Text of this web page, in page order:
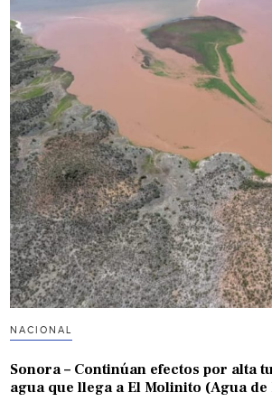
NACIONAL
Sonora – Continúan efectos por alta
agua que llega a El Molinito (Agua